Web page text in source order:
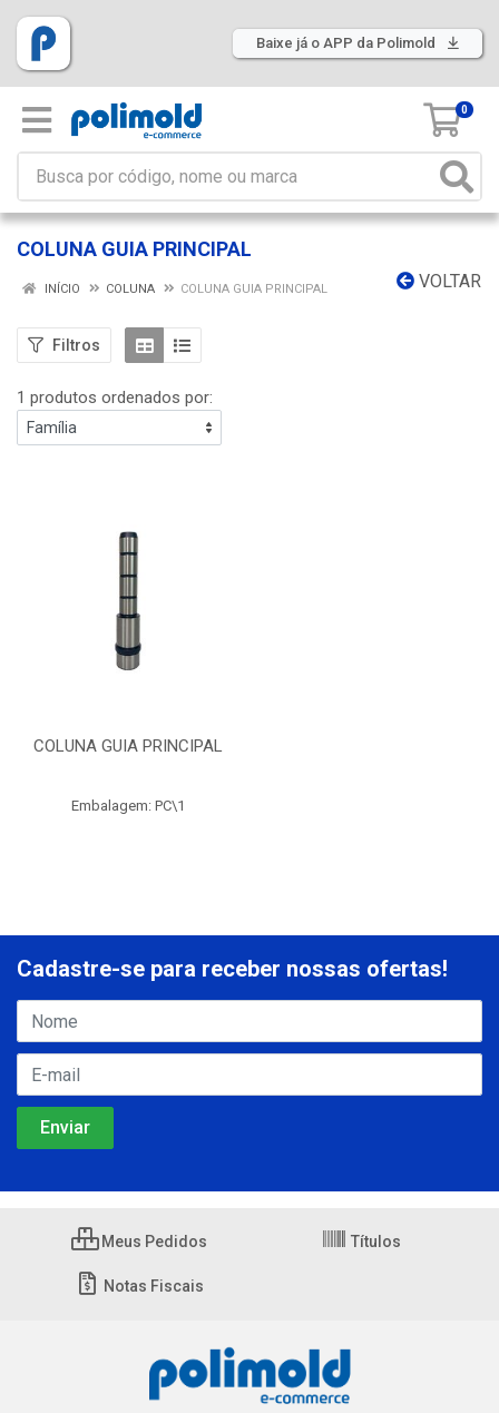
Baixe já o APP da Polimold
0
COLUNA GUIA PRINCIPAL
VOLTAR
INÍCIO COLUNA COLUNA GUIA PRINCIPAL
Filtros
1 produtos ordenados por:
COLUNA GUIA PRINCIPAL
Embalagem: PC\1
Cadastre-se para receber nossas ofertas!
Meus Pedidos Títulos
Notas Fiscais